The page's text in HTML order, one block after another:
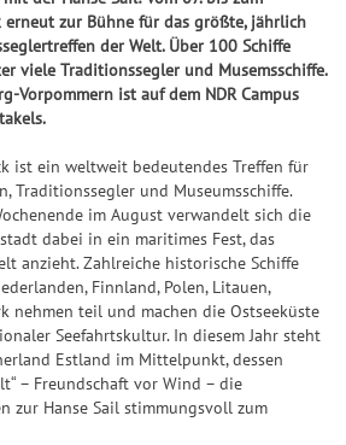
7
7
S
P
E
R
6
G
l
ü
c
p
o
t
G
e
w
i
n
n
e
F
p
i
e
l
7
7
S
U
P
E
R
6
ke
n
p
i
e
l
7
7
S
U
P
E
R
6
i
e
g
e
r
-
C
h
a
n
c
e
S
e
r
b
a
n
z
G
l
ü
c
k
erneut zur Bühne für das größte, jährlich
der Welt. Über 100 Schiffe
viele Traditionssegler und Musemsschiffe.
Vorpommern ist auf dem NDR Campus
ist ein weltweit bedeutendes Treffen für
Traditionssegler und Museumsschiffe.
im August verwandelt sich die
dabei in ein maritimes Fest, das
anzieht. Zahlreiche historische Schiffe
Finnland, Polen, Litauen,
nehmen teil und machen die Ostseeküste
Seefahrtskultur. In diesem Jahr steht
Estland im Mittelpunkt, dessen
– Freundschaft vor Wind – die
zur Hanse Sail stimmungsvoll zum